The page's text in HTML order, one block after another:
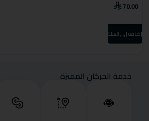
70.00
إضافة إلى السلة
خدمة الحركان المميزة